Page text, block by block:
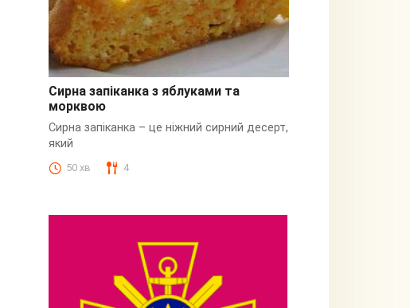
Сирна
Сирна запіканка з яблуками та
морквою
Сирна запіканка – це ніжний сирний десерт,
який
50 хв 4